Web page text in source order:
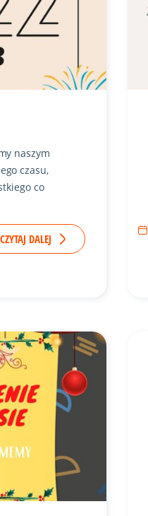
naszym
czasu,
co
CZYTAJ DALEJ
ze zdjęciem w tle